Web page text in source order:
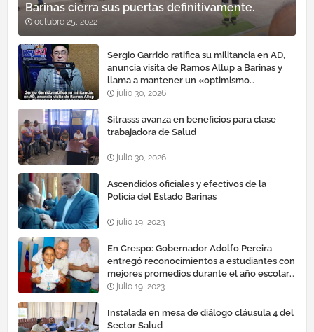
Barinas cierra sus puertas definitivamente.
octubre 25, 2022
Sergio Garrido ratifica su militancia en AD,
anuncia visita de Ramos Allup a Barinas y
llama a mantener un «optimismo
cauteloso»
julio 30, 2026
Sitrasss avanza en beneficios para clase
trabajadora de Salud
julio 30, 2026
Ascendidos oficiales y efectivos de la
Policía del Estado Barinas
julio 19, 2023
En Crespo: Gobernador Adolfo Pereira
entregó reconocimientos a estudiantes con
mejores promedios durante el año escolar
2022 – 2023
julio 19, 2023
Instalada en mesa de diálogo cláusula 4 del
Sector Salud